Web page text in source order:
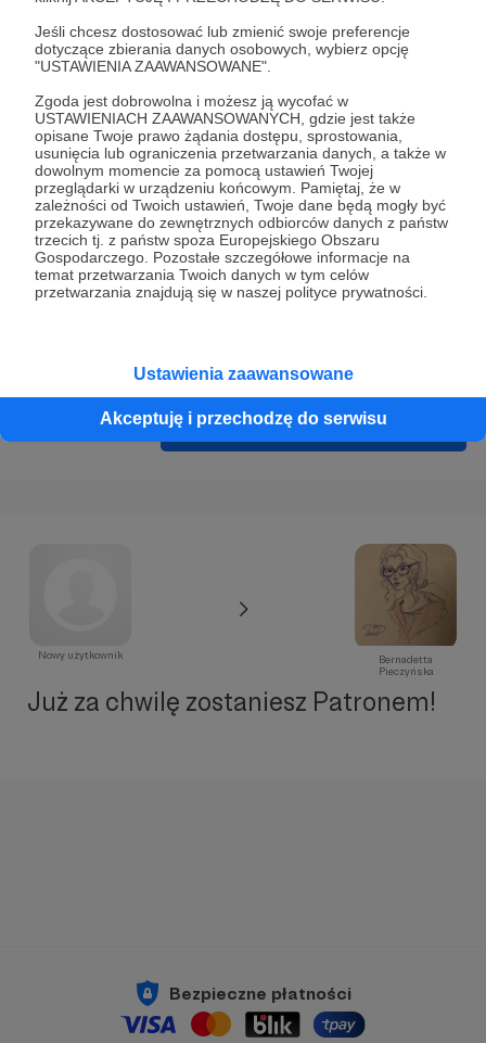
Jeśli chcesz dostosować lub zmienić swoje preferencje
dotyczące zbierania danych osobowych, wybierz opcję
"USTAWIENIA ZAAWANSOWANE".
Zgoda jest dobrowolna i możesz ją wycofać w
USTAWIENIACH ZAAWANSOWANYCH, gdzie jest także
opisane Twoje prawo żądania dostępu, sprostowania,
usunięcia lub ograniczenia przetwarzania danych, a także w
dowolnym momencie za pomocą ustawień Twojej
przeglądarki w urządzeniu końcowym. Pamiętaj, że w
zależności od Twoich ustawień, Twoje dane będą mogły być
przekazywane do zewnętrznych odbiorców danych z państw
trzecich tj. z państw spoza Europejskiego Obszaru
Gospodarczego. Pozostałe szczegółowe informacje na
temat przetwarzania Twoich danych w tym celów
przetwarzania znajdują się w naszej polityce prywatności.
Ustawienia zaawansowane
Akceptuję i przechodzę do serwisu
* Zapoznałem się i akceptujęRegulaminserwisu oraz
Prywatności.
* Wyrażam zgodę na przetwarzanie moich danych
osobowych podanych w formularzu rejestracyjnym w celu
prawidłowego świadczenia usług serwisu Patronite.
Wyrażam zgodę na otrzymywanie drogą elektroniczną
informacji handlowych - newslettera. Opcja ta może zostać
zmieniona w ustawieniach konta.
Cofnij Zarejestruj się i przejdź dalej
Nowy użytkownik
Bernadetta
Pieczyńska
Już za chwilę zostaniesz Patronem!
Bezpieczne płatności